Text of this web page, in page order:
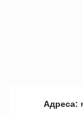
Адреса: